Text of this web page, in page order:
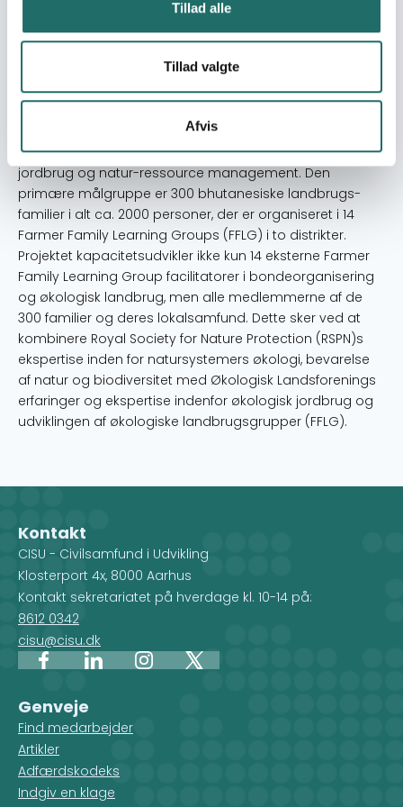
Tillad alle
Tillad valgte
Afvis
Projektet har til formål at udvikle en deltagerorienteret
økologisk landbrugsrådgivnings-metode, der kan støtte
Bhutans nationale mål i processen frem mod at blive
målgruppen og forberede udviklingen af lokale
bæredygtige klimastrategier ved at integrere økologisk
jordbrug og natur-ressource management. Den
primære målgruppe er 300 bhutanesiske landbrugs-
familier i alt ca. 2000 personer, der er organiseret i 14
Farmer Family Learning Groups (FFLG) i to distrikter.
Projektet kapacitetsudvikler ikke kun 14 eksterne Farmer
Family Learning Group facilitatorer i bondeorganisering
og økologisk landbrug, men alle medlemmerne af de
300 familier og deres lokalsamfund. Dette sker ved at
kombinere Royal Society for Nature Protection (RSPN)s
ekspertise inden for natursystemers økologi, bevarelse
af natur og biodiversitet med Økologisk Landsforenings
erfaringer og ekspertise indenfor økologisk jordbrug og
udviklingen af økologiske landbrugsgrupper (FFLG).
Kontakt
CISU - Civilsamfund i Udvikling
Klosterport 4x, 8000 Aarhus
Kontakt sekretariatet på hverdage kl. 10-14 på:
8612 0342
cisu@cisu.dk
FacebookLinkedInInstagram
X
Genveje
Find medarbejder
Artikler
Adfærdskodeks
Indgiv en klage